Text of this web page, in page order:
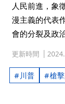
人民前進，象
漫主義的代表
會的分裂及政
更新時間
川普 槍